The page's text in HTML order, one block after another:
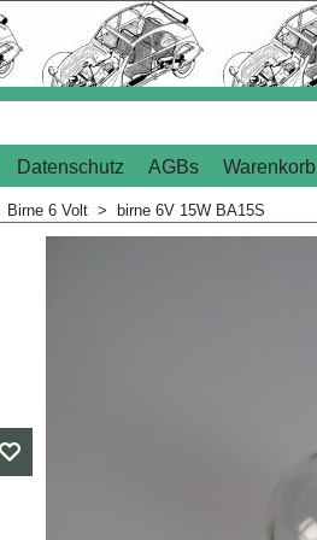
Datenschutz AGBs Warenkorb
Birne 6 Volt > birne 6V 15W BA15S